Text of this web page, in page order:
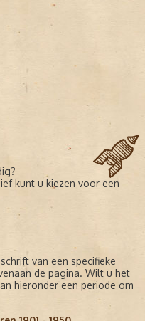
kunt u kiezen voor een
van een specifieke
de pagina. Wilt u het
hieronder een periode om